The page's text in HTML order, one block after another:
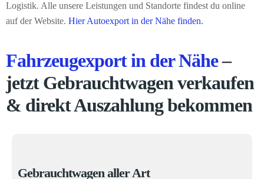
Logistik. Alle unsere Leistungen und Standorte findest du online
auf der Website. Hier Autoexport in der Nähe finden.
Fahrzeugexport in der Nähe–
jetzt Gebrauchtwagen verkaufen
& direkt Auszahlung bekommen
Gebrauchtwagen aller Art